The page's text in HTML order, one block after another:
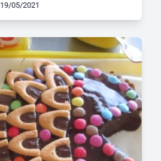
19/05/2021